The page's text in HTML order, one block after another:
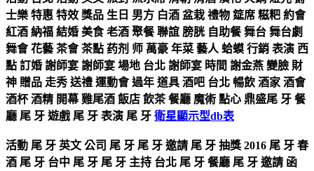
士樂 特惠 特效 獎品 生日 男方 白酒 盆栽 禮物 筵席 糍粑 約會
紅酒 納福 結婚 美食 老酒 聚餐 聯誼 膀胱 自助餐 舞台 舞台劇
舞會 花藝 茶會 茶點 药剂 师 萬豪 年菜 藝人 蛤蟆 行銷 表演 西
點 訂婚 謝師宴 謝師宴 場地 台北 謝師宴 時間 謝金燕 變臉 財
神 贈品 走秀 送禮 運動會 過年 道具 酒吧 台北 暢飲 酒家 酒會
酒杯 酒精 開幕 雞尾酒 飯店 飲茶 餐廳 魔術 點心 鼎盛尾 牙 餐
廳 尾 牙 遊戲 尾 牙 表演 尾 牙 衛星顯示型db表
活動 尾 牙 英文 公司 尾 牙 尾 牙 邀請 尾 牙 抽獎 2016 尾 牙 春
酒 尾 牙 台中 尾 牙 尾 牙 主持 台北 尾 牙 餐廳 尾 牙 邀請 函